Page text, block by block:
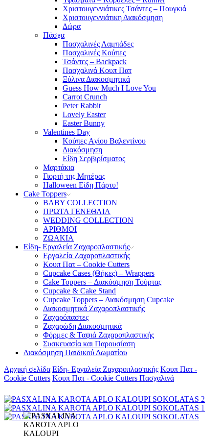
Χριστουγεννιάτικες Τσάντες – Πουγκιά
Χριστουγεννιάτικη Διακόσμηση
Δώρα
Πάσχα
Πασχαλινές Λαμπάδες
Πασχαλινές Κούπες
Τσάντες – Backpack
Πασχαλινά Κουπ Πατ
Ξύλινα Διακοσμητικά
Guess How Much I Love You
Carrot Crunch
Peter Rabbit
Lovely Easter
Easter Bunny
Valentines Day
Κούπες Aγίου Βαλεντίνου
Διακόσμηση
Είδη Σερβιρίσματος
Μαρτάκια
Γιορτή της Μητέρας
Halloween Είδη Πάρτυ!
Cake Toppers
BABY COLLECTION
ΠΡΩΤΑ ΓΕΝΕΘΛΙΑ
WEDDING COLLECTION
ΑΡΙΘΜΟΙ
ΖΩΑΚΙΑ
Είδη- Εργαλεία Ζαχαροπλαστικής
Εργαλεία Ζαχαροπλαστικής
Κουπ Πατ – Cookie Cutters
Cupcake Cases (Θήκες) – Wrappers
Cake Toppers – Διακόσμηση Τούρτας
Cupcake & Cake Stand
Cupcake Toppers – Διακόσμηση Cupcake
Διακοσμητικά Ζαχαροπλαστικής
Ζαχαρόπαστες
Ζαχαρώδη Διακοσμητικά
Φόρμες & Ταψιά Ζαχαροπλαστικής
Συσκευασία και Παρουσίαση
Διακόσμηση Παιδικού Δωματίου
Αρχική σελίδα Είδη- Εργαλεία Ζαχαροπλαστικής Κουπ Πατ -
Cookie Cutters Κουπ Πατ - Cookie Cutters Πασχαλινά